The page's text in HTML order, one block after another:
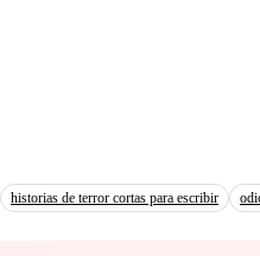
compañeros, intentando no
historias de terror cortas para escribir